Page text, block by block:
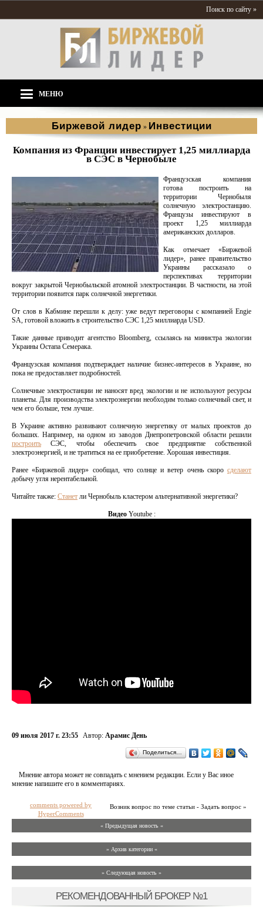
Поиск по сайту »
МЕНЮ
Биржевой лидер » Инвестиции
Компания из Франции инвестирует 1,25 миллиарда
в СЭС в Чернобыле
Французская компания
готова построить на
территории Чернобыля
солнечную электростанцию.
Французы инвестируют в
проект 1,25 миллиарда
американских долларов.
Как отмечает «Биржевой
лидер», ранее правительство
Украины рассказало о
перспективах территории
вокруг закрытой Чернобыльской атомной электростанции. В частности, на этой
территории появится парк солнечной энергетики.
От слов в Кабмине перешли к делу: уже ведут переговоры с компанией Engie
SA, готовой вложить в строительство СЭС 1,25 миллиарда USD.
Такие данные приводит агентство Bloomberg, ссылаясь на министра экологии
Украины Остапа Семерака.
Французская компания подтверждает наличие бизнес-интересов в Украине, но
пока не предоставляет подробностей.
Солнечные электростанции не наносят вред экологии и не используют ресурсы
планеты. Для производства электроэнергии необходим только солнечный свет, и
чем его больше, тем лучше.
В Украине активно развивают солнечную энергетику от малых проектов до
больших. Например, на одном из заводов Днепропетровской области решили
построить СЭС, чтобы обеспечить свое предприятие собственной
электроэнергией, и не тратиться на ее приобретение. Хорошая инвестиция.
Ранее «Биржевой лидер» сообщал, что солнце и ветер очень скоро сделают
добычу угля нерентабельной.
Читайте также: Станет ли Чернобыль кластером альтернативной энергетики?
ВидеоYoutube :
09 июля 2017 г. 23:55 Автор: Арамис День
Поделиться…
Мнение автора может не совпадать с мнением редакции. Если у Вас иное
мнение напишите его в комментариях.
Возник вопрос по теме статьи - Задать вопрос »
comments powered by
HyperComments
« Предыдущая новость «
» Архив категории «
» Следующая новость »
РЕКОМЕНДОВАННЫЙ БРОКЕР №1